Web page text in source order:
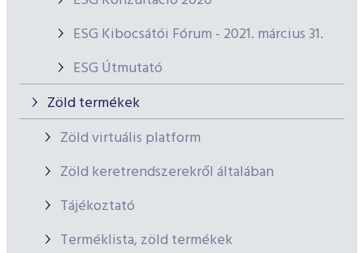
ESG Kibocsátói Fórum - 2021. március 31.
ESG Útmutató
Zöld termékek
Zöld virtuális platform
Zöld keretrendszerekről általában
Tájékoztató
Terméklista, zöld termékek